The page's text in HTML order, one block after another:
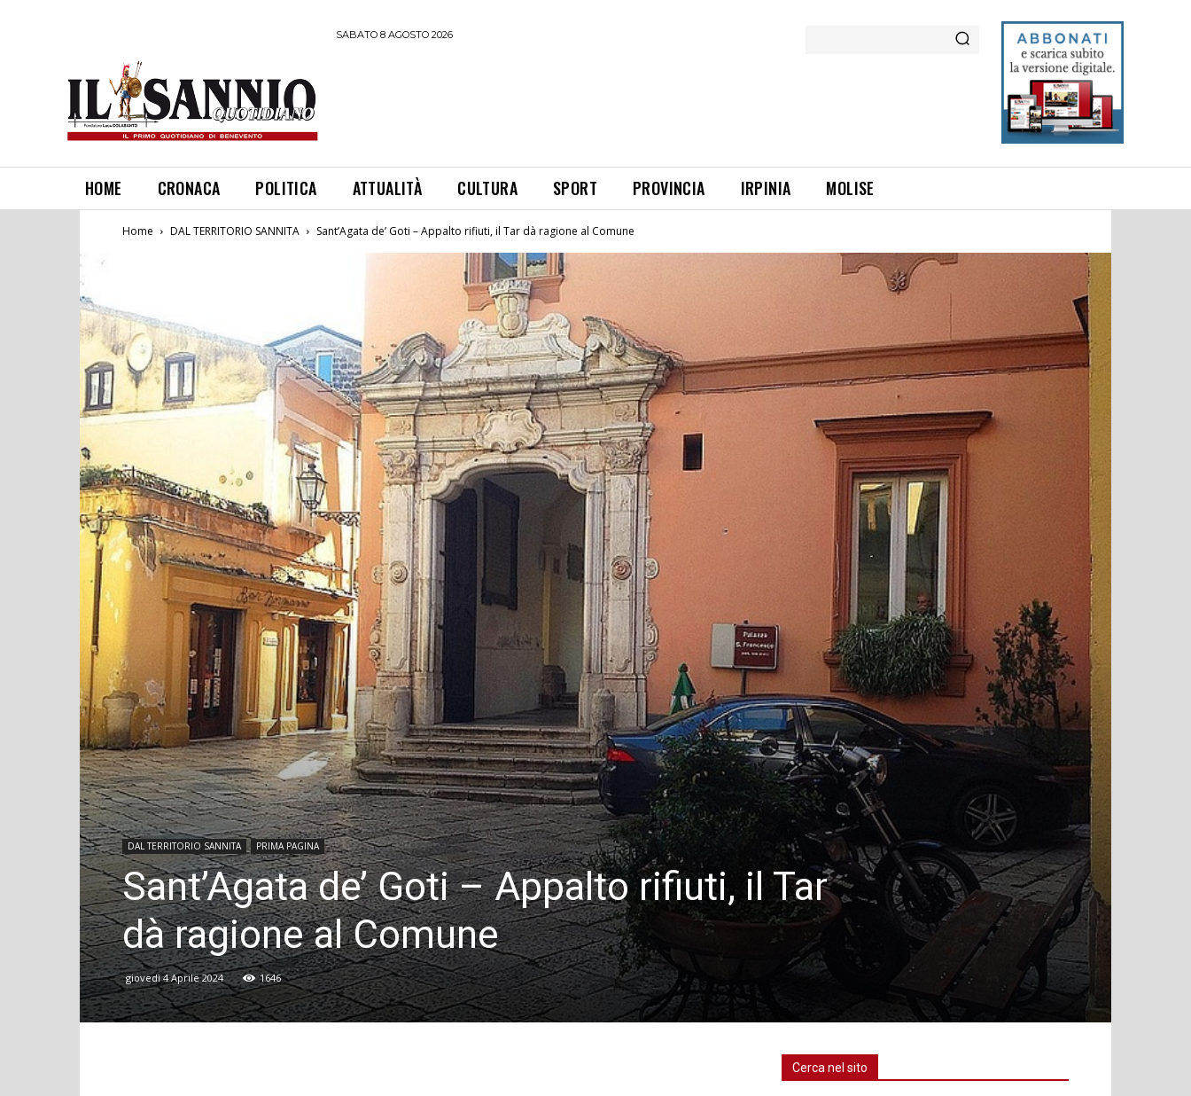
SABATO 8 AGOSTO 2026
HOME CRONACA POLITICA ATTUALITÀ CULTURA SPORT PROVINCIA IRPINIA MOLISE
Home DAL TERRITORIO SANNITA Sant’Agata de’ Goti – Appalto rifiuti, il Tar dà ragione al Comune
DAL TERRITORIO SANNITA PRIMA PAGINA
Sant’Agata de’ Goti – Appalto rifiuti, il Tar
dà ragione al Comune
giovedì 4 Aprile 2024 1646
Cerca nel sito